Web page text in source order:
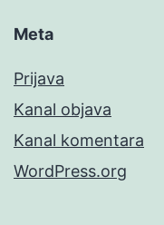
Meta
Prijava
Kanal objava
Kanal komentara
WordPress.org